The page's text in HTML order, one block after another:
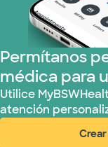
Permítanos
médica para
Utilice
atención